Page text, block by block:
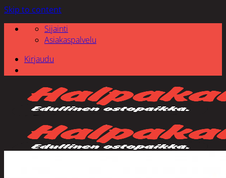
Skip to content
Sijainti
Asiakaspalvelu
Kirjaudu